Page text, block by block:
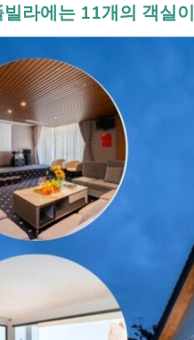
라에는 11개의 객실